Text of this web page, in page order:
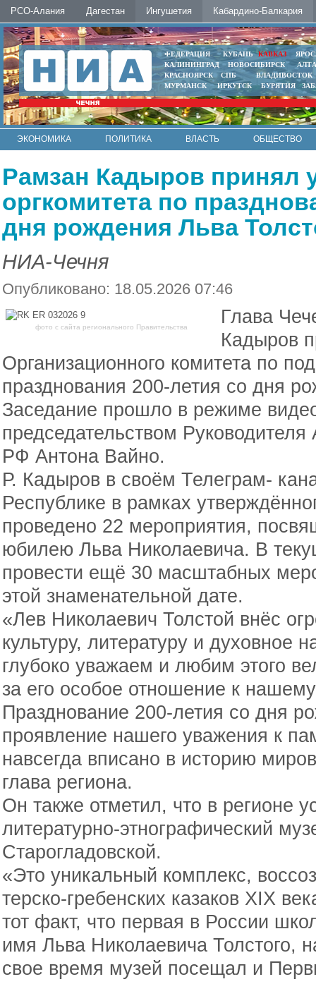
РСО-Алания Дагестан Ингушетия Кабардино-Балкария
ФЕДЕРАЦИЯ КУБАНЬ КАВКАЗ
КАЛИНИНГРАД
НОВОСИБИРСК
КРАСНОЯРСК
СПБ
ВЛАДИВОСТОК
МУРМАНСК
ИРКУТСК БУРЯТИЯ
ЭКОНОМИКА ПОЛИТИКА ВЛАСТЬ
ОБЩЕСТВО
Рамзан Кадыров принял
оргкомитета по
дня рождения Льва
НИА-Чечня
Опубликовано: 18.05.2026 07:46
фото с сайта регионального Правительства
Глава
Кадыров
Организационного комитета по
празднования 200-летия со дня
Заседание прошло в режиме
председательством
РФ Антона Вайно.
Р. Кадыров в своём Телеграм-
Республике в рамках
проведено 22 мероприятия,
юбилею Льва Николаевича. В
провести ещё 30 масштабных
этой знаменательной дате.
«Лев Николаевич Толстой внёс
культуру, литературу и духовное
глубоко уважаем и любим этого
за его особое отношение к
Празднование 200-летия со дня
проявление нашего уважения к
навсегда вписано в историю
глава региона.
Он также отметил, что в регионе
литературно-этнографический
Старогладовской.
«Это уникальный комплекс,
терско-гребенских казаков XIX
тот факт, что первая в России
имя Льва Николаевича Толстого,
свое время музей посещал и